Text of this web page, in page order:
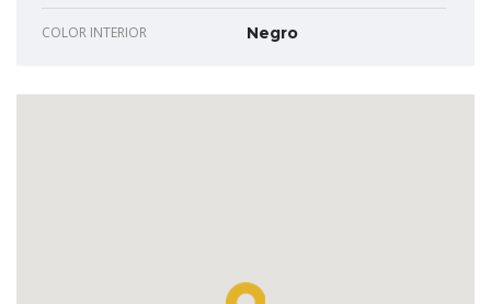
COLOR INTERIOR Negro